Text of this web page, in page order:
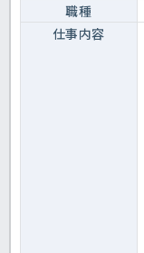
職種
仕事内容